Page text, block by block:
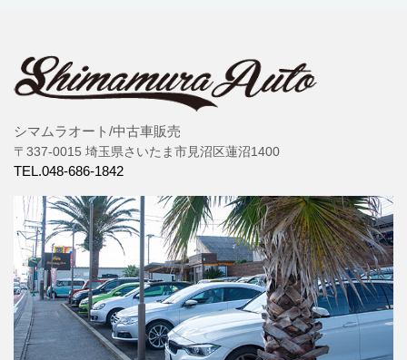
シマムラオート/中古車販売
〒337-0015 埼玉県さいたま市見沼区蓮沼1400
TEL.048-686-1842